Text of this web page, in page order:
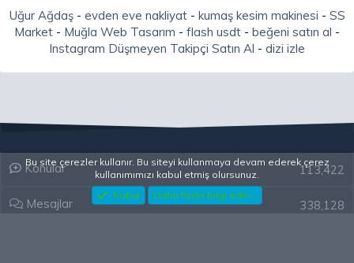
Uğur Ağdaş- evden eve nakliyat- kumaş kesim makinesi - SS
Market - Muğla Web Tasarım - flash usdt - beğeni satın al -
Instagram Düşmeyen Takipçi Satın Al - dizi izle
Konular 113,422
Mesajlar 338,128
Bu site çerezler kullanır. Bu siteyi kullanmaya devam ederek çerez
kullanımımızı kabul etmiş olursunuz.
Kabul
Daha fazla bilgi edin...